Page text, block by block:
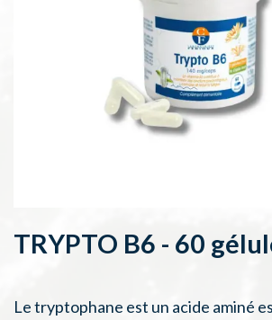
TRYPTO B6 - 60
Le tryptophane est un acide aminé